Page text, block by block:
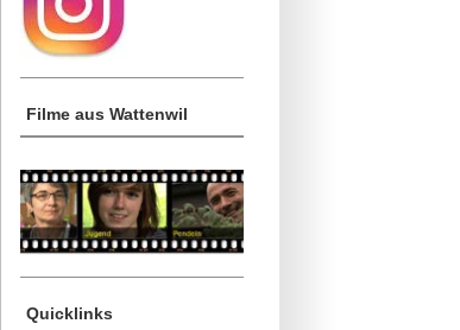
Filme aus Wattenwil
Quicklinks